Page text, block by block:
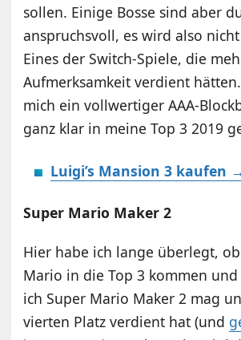
sollen. Einige Bosse sind aber
anspruchsvoll, es wird also
Eines der Switch-Spiele, die
Aufmerksamkeit verdient
mich ein vollwertiger AAA-
ganz klar in meine Top 3 2019
Luigi’s Mansion 3 kaufen
Super Mario Maker 2
Hier habe ich lange überlegt,
Mario in die Top 3 kommen
ich Super Mario Maker 2 mag
vierten Platz verdient hat (und